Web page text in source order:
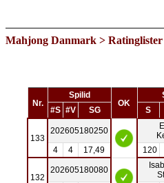
Mahjong Danmark > Ratinglister
Nr.
Spilid
OK
#S #V SG S
133
202605180250
4
4 17,49 120
132
202605180080